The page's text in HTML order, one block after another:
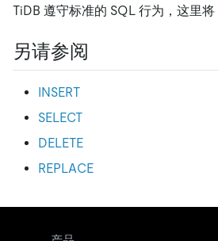
TiDB 遵守标准的 SQL 行为，这里将
另请参阅
INSERT
SELECT
DELETE
REPLACE